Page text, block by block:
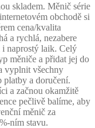
skladem. Měnič série
obchodě si
cena/kvalita
a rychlá, nezabere
naprostý laik. Celý
měniče a přidat jej do
vyplnit všechny
platby a doručení.
a začnou okamžitě
pečlivě balíme, aby
měnič za
ním stavu.